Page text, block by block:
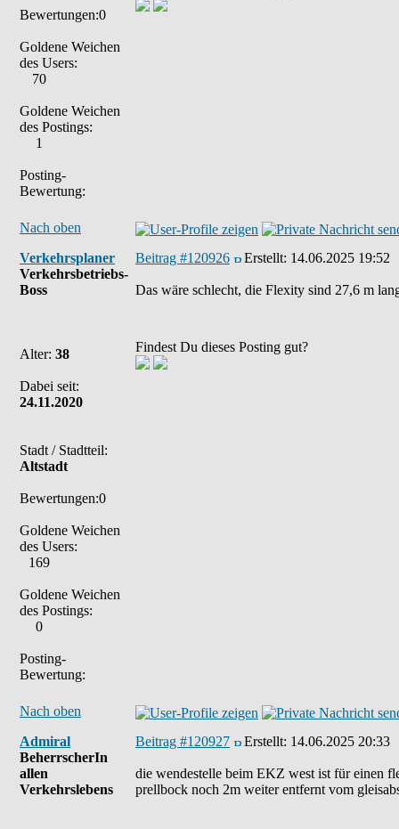
Bewertungen:0
Goldene Weichen
des Users:
70
Goldene Weichen
des Postings:
1
Posting-
Bewertung:
Nach oben
Verkehrsplaner
Verkehrsbetriebs-
Boss
Alter: 38
Dabei seit:
24.11.2020
Stadt / Stadtteil:
Altstadt
Bewertungen:0
Goldene Weichen
des Users:
169
Goldene Weichen
des Postings:
0
Posting-
Bewertung:
Beitrag #120926 Erstellt: 14.06.2025 19:52
Das wäre schlecht, die Flexity sind 27,6 m
Findest Du dieses Posting gut?
Nach oben
Admiral
BeherrscherIn
allen
Verkehrslebens
Beitrag #120927 Erstellt: 14.06.2025 20:33
die wendestelle beim EKZ west ist für einen
prellbock noch 2m weiter entfernt vom